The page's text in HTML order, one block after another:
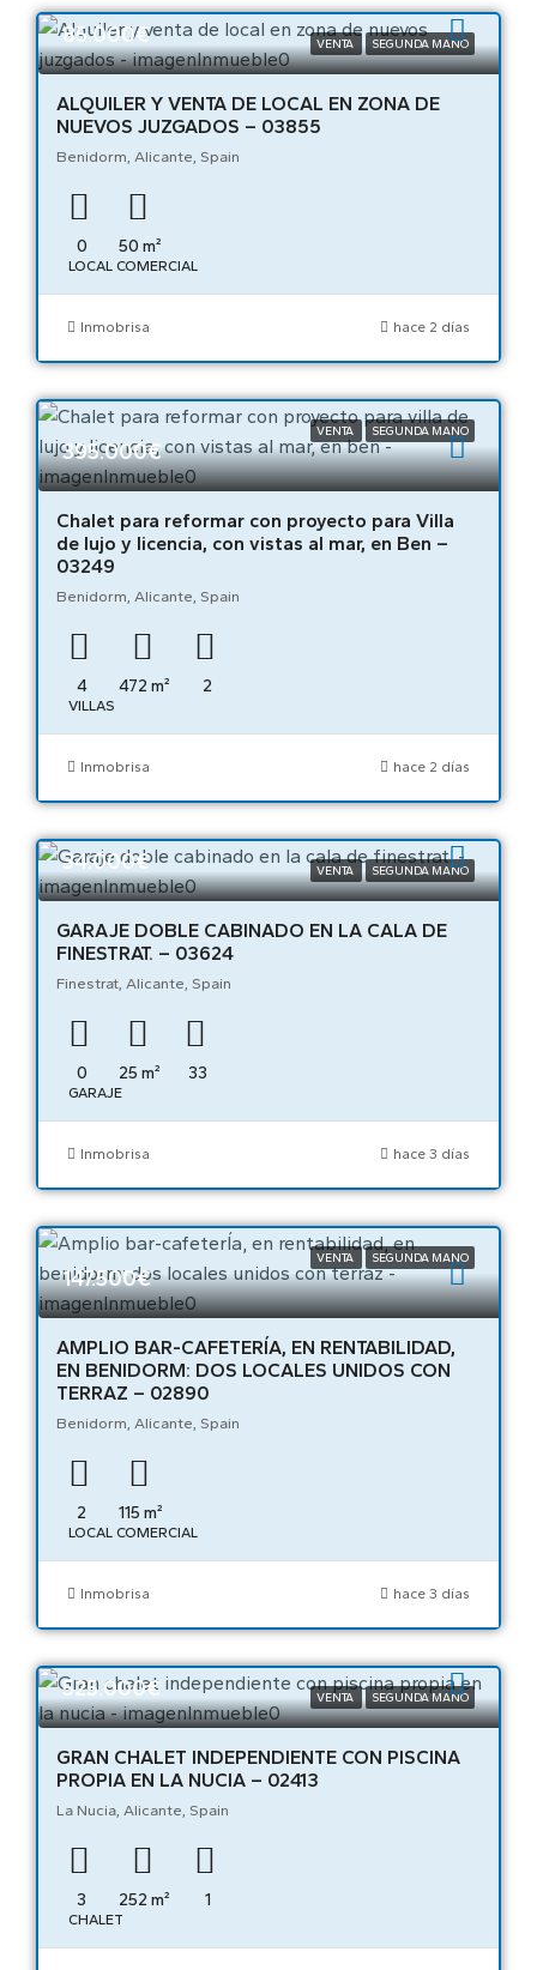
VENTA SEGUNDA MANO
85.000€
ALQUILER Y VENTA DE LOCAL EN ZONA DE
NUEVOS JUZGADOS – 03855
Benidorm, Alicante, Spain
0 50 m²
LOCAL COMERCIAL
Inmobrisa hace 2 días
VENTA SEGUNDA MANO
395.000€
Chalet para reformar con proyecto para Villa
de lujo y licencia, con vistas al mar, en Ben –
03249
Benidorm, Alicante, Spain
4 472 m² 2
VILLAS
Inmobrisa hace 2 días
VENTA SEGUNDA MANO
34.000€
GARAJE DOBLE CABINADO EN LA CALA DE
FINESTRAT. – 03624
Finestrat, Alicante, Spain
0 25 m² 33
GARAJE
Inmobrisa hace 3 días
VENTA SEGUNDA MANO
147.500€
AMPLIO BAR-CAFETERÍA, EN RENTABILIDAD,
EN BENIDORM: DOS LOCALES UNIDOS CON
TERRAZ – 02890
Benidorm, Alicante, Spain
2 115 m²
LOCAL COMERCIAL
Inmobrisa hace 3 días
VENTA SEGUNDA MANO
525.000€
GRAN CHALET INDEPENDIENTE CON PISCINA
PROPIA EN LA NUCIA – 02413
La Nucia, Alicante, Spain
3 252 m² 1
CHALET